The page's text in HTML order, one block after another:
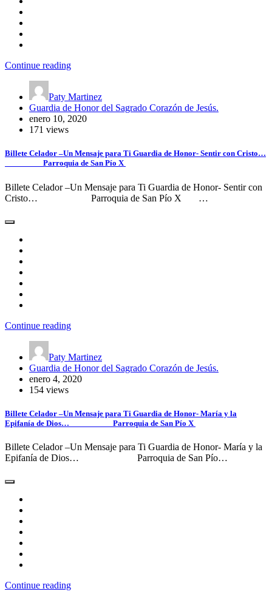
Continue reading
Paty Martinez
Guardia de Honor del Sagrado Corazón de Jesús.
enero 10, 2020
171 views
Billete Celador –Un Mensaje para Ti Guardia de Honor- Sentir con Cristo…
Parroquia de San Pío X
Billete Celador –Un Mensaje para Ti Guardia de Honor- Sentir con
Cristo… Parroquia de San Pío X …
Continue reading
Paty Martinez
Guardia de Honor del Sagrado Corazón de Jesús.
enero 4, 2020
154 views
Billete Celador –Un Mensaje para Ti Guardia de Honor- María y la
Epifanía de Dios… Parroquia de San Pío X
Billete Celador –Un Mensaje para Ti Guardia de Honor- María y la
Epifanía de Dios… Parroquia de San Pío…
Continue reading